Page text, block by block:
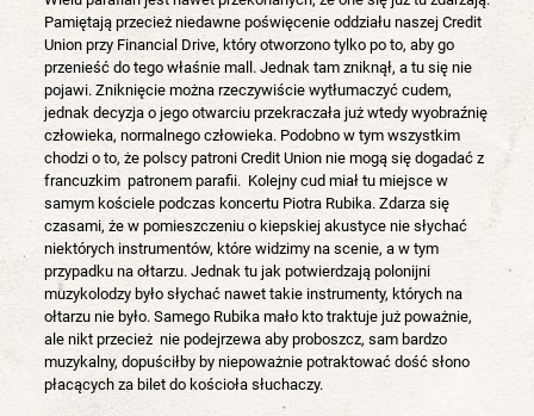
Pamiętają przecież niedawne poświęcenie oddziału naszej Credit
Union przy Financial Drive, który otworzono tylko po to, aby go
przenieść do tego właśnie mall. Jednak tam zniknął, a tu się nie
pojawi. Zniknięcie można rzeczywiście wytłumaczyć cudem,
jednak decyzja o jego otwarciu przekraczała już wtedy wyobraźnię
człowieka, normalnego człowieka. Podobno w tym wszystkim
chodzi o to, że polscy patroni Credit Union nie mogą się dogadać z
francuzkim patronem parafii. Kolejny cud miał tu miejsce w
samym kościele podczas koncertu Piotra Rubika. Zdarza się
czasami, że w pomieszczeniu o kiepskiej akustyce nie słychać
niektórych instrumentów, które widzimy na scenie, a w tym
przypadku na ołtarzu. Jednak tu jak potwierdzają polonijni
muzykolodzy było słychać nawet takie instrumenty, których na
ołtarzu nie było. Samego Rubika mało kto traktuje już poważnie,
ale nikt przecież nie podejrzewa aby proboszcz, sam bardzo
muzykalny, dopuściłby by niepoważnie potraktować dość słono
płacących za bilet do kościoła słuchaczy.